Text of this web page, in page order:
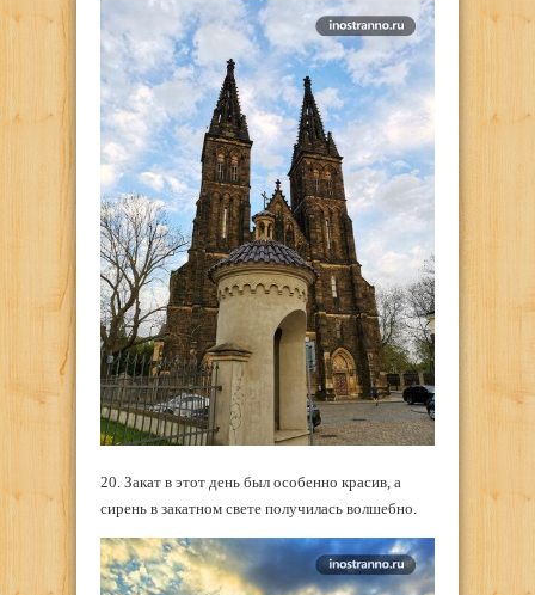
20. Закат в этот день был особенно красив, а
сирень в закатном свете получилась волшебно.